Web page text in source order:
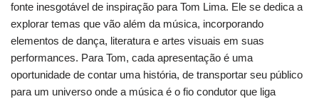
fonte inesgotável de inspiração para Tom Lima. Ele se dedica a
explorar temas que vão além da música, incorporando
elementos de dança, literatura e artes visuais em suas
performances. Para Tom, cada apresentação é uma
oportunidade de contar uma história, de transportar seu público
para um universo onde a música é o fio condutor que liga